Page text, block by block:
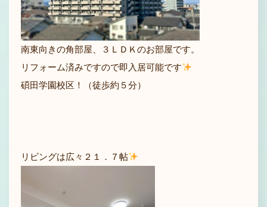
南東向きの角部屋、３ＬＤＫのお部屋です。
リフォーム済みですので即入居可能です
碩田学園校区！（徒歩約５分）
リビングは広々２１．７帖